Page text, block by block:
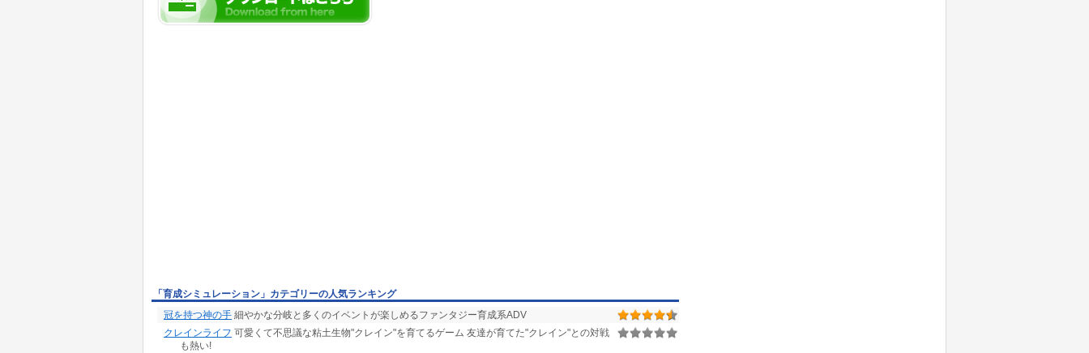
「育成シミュレーション」カテゴリーの人気ランキング
冠を持つ神の手 細やかな分岐と多くのイベントが楽しめるファンタジー育成系ADV
クレインライフ 可愛くて不思議な粘土生物"クレイン"を育てるゲーム 友達が育てた"クレイン"との対戦
も熱い!